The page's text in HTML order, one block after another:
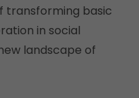
transforming basic
in social
landscape of